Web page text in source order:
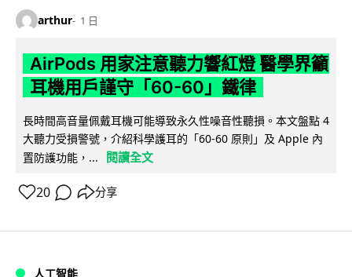
arthur 1 日
AirPods 用家注意聽力響紅燈 醫學界籲
耳機用戶謹守「60-60」鐵律
長時間高音量佩戴耳機可能導致永久性噪音性聽損。本文盤點 4
大聽力受損警號，介紹科學護耳的「60-60 原則」及 Apple 內
置防護功能，...
閱讀全文
20 分享
人工智能